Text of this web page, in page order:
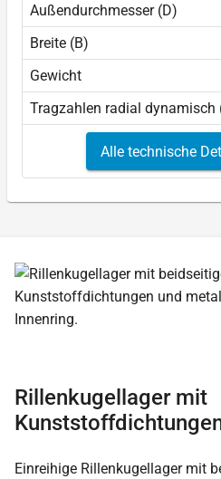
Außendurchmesser (D)
Breite (B)
Gewicht
Tragzahlen radial dynamisch
Alle technische
Rillenkugellager mit
Einreihige Rillenkugellager mit